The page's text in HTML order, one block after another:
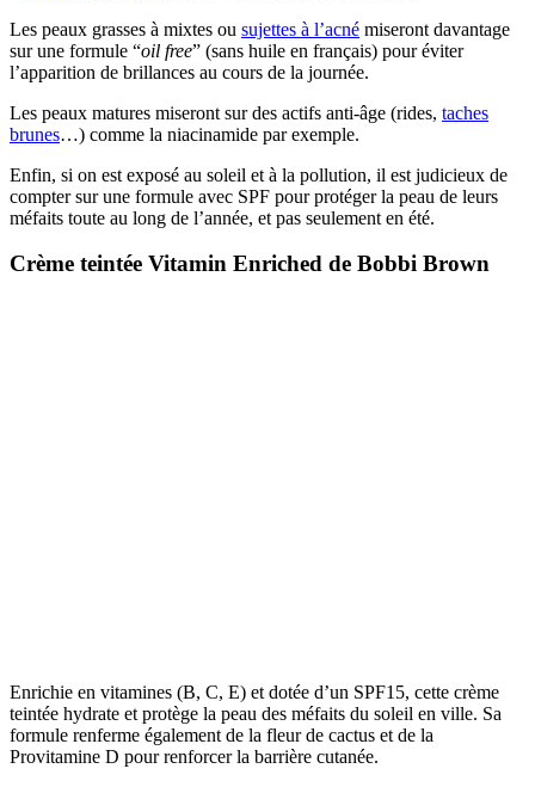
Les peaux grasses à mixtes ou sujettes à l’acné miseront davantage
sur une formule “oil free” (sans huile en français) pour éviter
l’apparition de brillances au cours de la journée.
Les peaux matures miseront sur des actifs anti-âge (rides, taches
brunes…) comme la niacinamide par exemple.
Enfin, si on est exposé au soleil et à la pollution, il est judicieux de
compter sur une formule avec SPF pour protéger la peau de leurs
méfaits toute au long de l’année, et pas seulement en été.
Crème teintée Vitamin Enriched de Bobbi Brown
Enrichie en vitamines (B, C, E) et dotée d’un SPF15, cette crème
teintée hydrate et protège la peau des méfaits du soleil en ville. Sa
formule renferme également de la fleur de cactus et de la
Provitamine D pour renforcer la barrière cutanée.